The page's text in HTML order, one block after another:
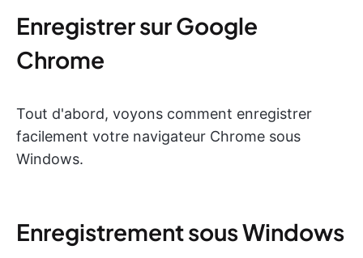
Enregistrer sur Google
Chrome
Tout d'abord, voyons comment enregistrer
facilement votre navigateur Chrome sous
Windows.
Enregistrement sous Windows